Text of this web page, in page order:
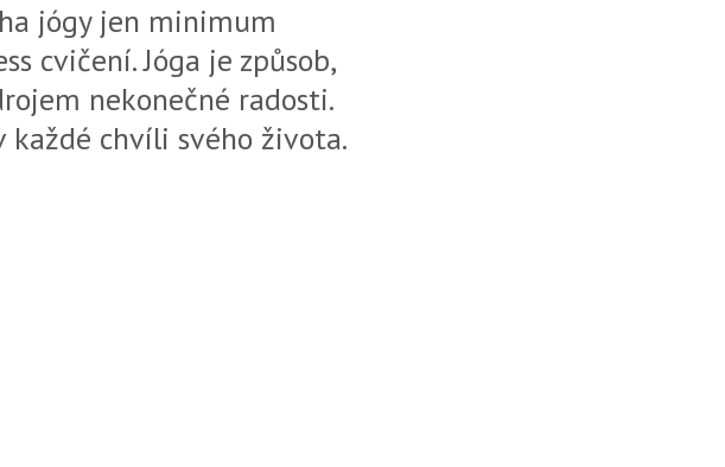
jógy jen minimum
cvičení. Jóga je způsob,
nekonečné radosti.
chvíli svého života.